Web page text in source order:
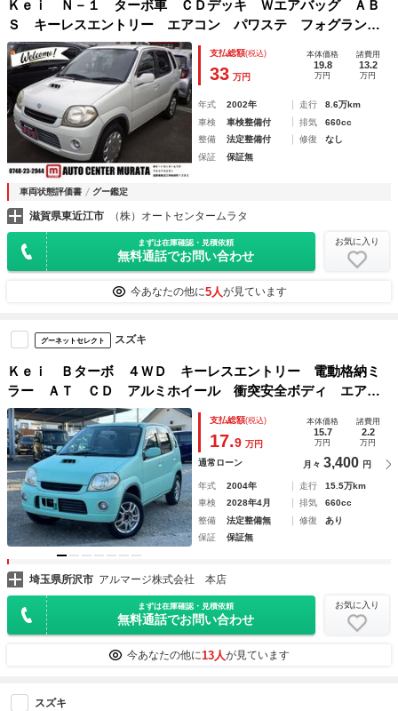
Ｋｅｉ Ｎ－１ ターボ車 ＣＤデッキ Ｗエアバッグ ＡＢ
Ｓ キーレスエントリー エアコン パワステ フォグラン
プ 電格ミラー
支払総額(税込)
33 万円
本体価格
19.8
万円
諸費用
13.2
万円
年式 2002年 走行
8.6万km
車検
車検整備付 排気
660cc
整備
法定整備付 修復
なし
保証
保証無
車両状態評価書 グー鑑定
滋賀県東近江市 （株）オートセンタームラタ
まずは在庫確認・見積依頼
無料通話でお問い合わせ
お気に入り
今あなたの他に5人が見ています
グーネットセレクト スズキ
Ｋｅｉ Ｂターボ ４ＷＤ キーレスエントリー 電動格納ミ
ラー ＡＴ ＣＤ アルミホイール 衝突安全ボディ エアコ
ン パワーステアリング パワーウィンドウ
支払総額(税込)
17.9 万円
本体価格
15.7
万円
諸費用
2.2
万円
通常ローン 月々 3,400 円
年式 2004年 走行
15.5万km
車検
2028年4月 排気
660cc
整備
法定整備無 修復
あり
保証
保証無
埼玉県所沢市 アルマージ株式会社 本店
まずは在庫確認・見積依頼
無料通話でお問い合わせ
お気に入り
今あなたの他に13人が見ています
スズキ